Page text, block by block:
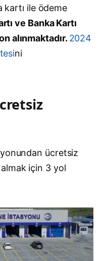
kartı ile ödeme
ve Banka Kartı
alınmaktadır. 2024
ni
ücretsiz
için 3 yol